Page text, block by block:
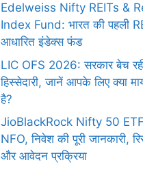
Edelweiss Nifty REITs &
Index Fund: भारत की पहली
आधारित इंडेक्स फंड
LIC OFS 2026: सरकार बेच
हिस्सेदारी, जानें आपके लिए क्या
है?
JioBlackRock Nifty 50
NFO, निवेश की पूरी जानकारी,
और आवेदन प्रक्रिया